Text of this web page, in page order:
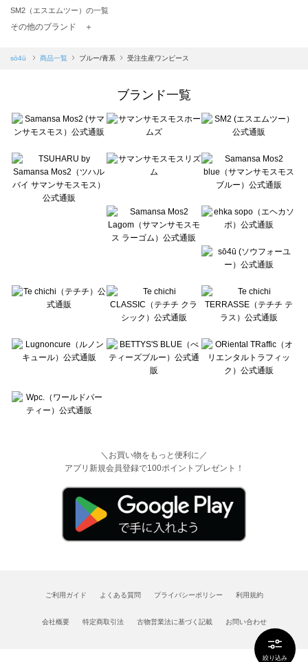
絞り込み
SM2（エスエムツー）の一覧
TSUHARU by Samansa Mos2（ツハルバイサマンサモスモス）の一覧
Samansa Mos2 blue（サマンサモスモス ブルー）の一覧
Te chichi（テチチ）の一覧
Te chichi CLASSIC（テチチ クラシック）の一覧
Lugnoncure（ルノンキュール）の一覧
BETTY'S BLUE（べティーズブルー）の一覧
Wpc.（ワールドパーティー）の一覧
その他のブランド ＋
sō4ū 商品一覧 ブルー/青系 受注生産ワンピース
ブランド一覧
＼お買い物をもっと便利に／
アプリ新規会員登録で100ポイントプレゼント！
ご利用ガイド よくある質問 プライバシーポリシー 利用規約
会社概要 特定商取引法 古物営業法に基づく記載 お問い合わせ